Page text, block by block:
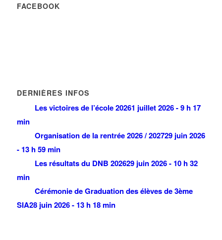
FACEBOOK
DERNIÈRES INFOS
Les victoires de l’école 20261 juillet 2026 - 9 h 17
min
Organisation de la rentrée 2026 / 202729 juin 2026
- 13 h 59 min
Les résultats du DNB 202629 juin 2026 - 10 h 32
min
Cérémonie de Graduation des élèves de 3ème
SIA28 juin 2026 - 13 h 18 min